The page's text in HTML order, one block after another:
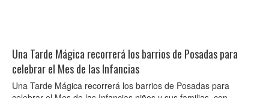
Una Tarde Mágica recorrerá los barrios de Posadas para
celebrar el Mes de las Infancias
Una Tarde Mágica recorrerá los barrios de Posadas para